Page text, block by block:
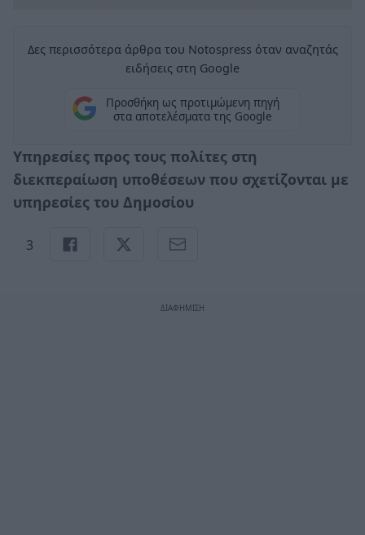
Δες περισσότερα άρθρα του Notospress όταν αναζητάς
ειδήσεις στη Google
Προσθήκη ως προτιμώμενη πηγή
στα αποτελέσματα της Google
Υπηρεσίες προς τους πολίτες στη
διεκπεραίωση υποθέσεων που σχετίζονται με
υπηρεσίες του Δημοσίου
3